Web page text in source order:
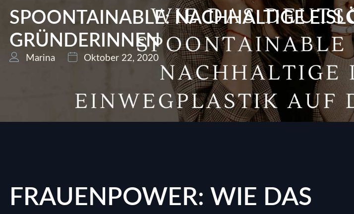
SPOONTAINABLE: NACHHALTIGE
GRÜNDERINNEN
Marina Oktober 22, 2020
FRAUENPOWER: WIE DAS